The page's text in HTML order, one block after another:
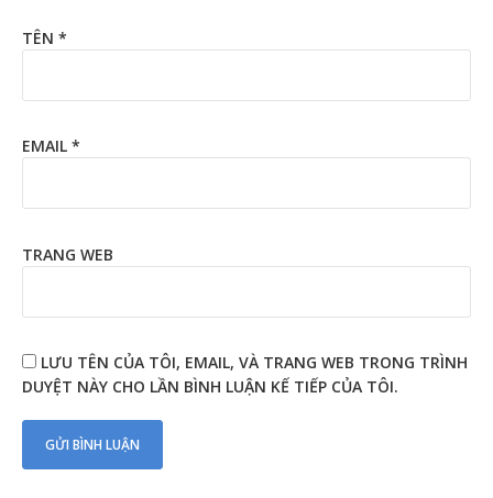
TÊN *
EMAIL *
TRANG WEB
LƯU TÊN CỦA TÔI, EMAIL, VÀ TRANG WEB TRONG TRÌNH
DUYỆT NÀY CHO LẦN BÌNH LUẬN KẾ TIẾP CỦA TÔI.